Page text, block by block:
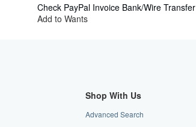
Check PayPal Invoice Bank/Wire Transfer
Add to Wants
Shop With Us
Advanced Search